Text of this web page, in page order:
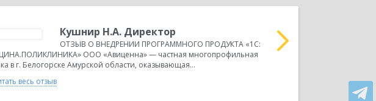
Кушнир Н.А. Директор
ОТЗЫВ О ВНЕДРЕНИИ ПРОГРАММНОГО ПРОДУКТА «1С:
ООО «Авиценна» — частная многопрофильная
в г. Белогорске Амурской области, оказывающая...
весь отзыв
Прочитать весь отзыв